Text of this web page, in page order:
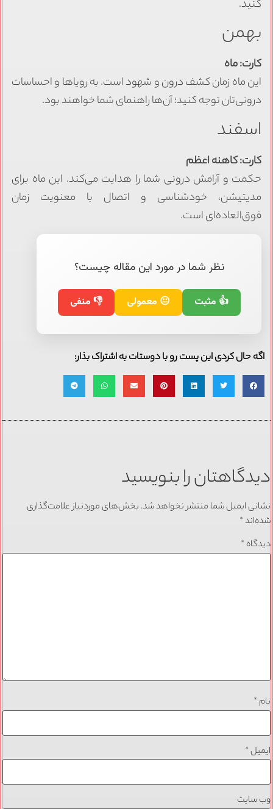
کنید.
بهمن
کارت: ماه
این ماه زمان کشف درون و شهود است. به رویاها و احساسات
درونی‌تان توجه کنید؛ آن‌ها راهنمای شما خواهند بود.
اسفند
کارت: کاهنه اعظم
حکمت و آرامش درونی شما را هدایت می‌کند. این ماه برای
مدیتیشن، خودشناسی و اتصال با معنویت زمان
فوق‌العاده‌ای است.
نظر شما در مورد این مقاله چیست؟
👍 مثبت 😐 معمولی 👎 منفی
اگه حال کردی این پست رو با دوستات به اشتراک بذار:
دیدگاهتان را بنویسید
نشانی ایمیل شما منتشر نخواهد شد. بخش‌های موردنیاز علامت‌گذاری
شده‌اند*
دیدگاه *
نام *
ایمیل*
وب‌ سایت